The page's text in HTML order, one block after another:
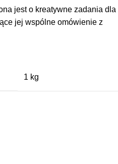
jest o kreatywne zadania dla
jej wspólne omówienie z
1 kg